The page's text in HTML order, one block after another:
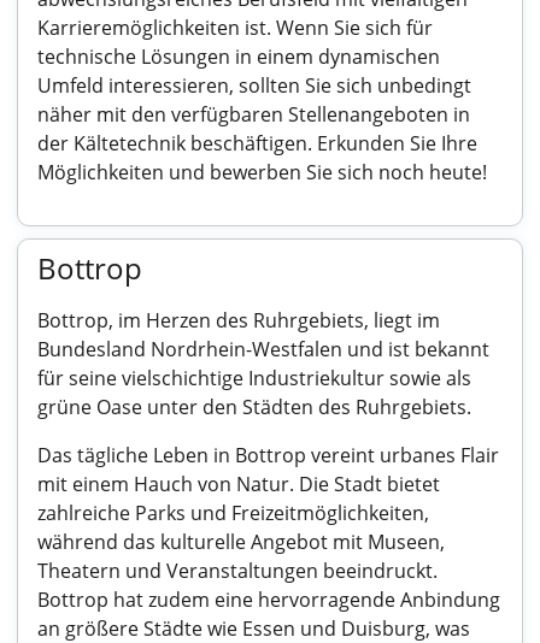
Karrieremöglichkeiten ist. Wenn Sie sich für
technische Lösungen in einem dynamischen
Umfeld interessieren, sollten Sie sich unbedingt
näher mit den verfügbaren Stellenangeboten in
der Kältetechnik beschäftigen. Erkunden Sie Ihre
Möglichkeiten und bewerben Sie sich noch heute!
Bottrop
Bottrop, im Herzen des Ruhrgebiets, liegt im
Bundesland Nordrhein-Westfalen und ist bekannt
für seine vielschichtige Industriekultur sowie als
grüne Oase unter den Städten des Ruhrgebiets.
Das tägliche Leben in Bottrop vereint urbanes Flair
mit einem Hauch von Natur. Die Stadt bietet
zahlreiche Parks und Freizeitmöglichkeiten,
während das kulturelle Angebot mit Museen,
Theatern und Veranstaltungen beeindruckt.
Bottrop hat zudem eine hervorragende Anbindung
an größere Städte wie Essen und Duisburg, was